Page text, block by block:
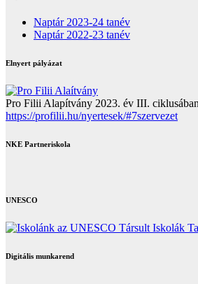
Naptár 2023-24 tanév
Naptár 2022-23 tanév
Elnyert pályázat
Pro Filii Alapítvány 2023. év III.
https://profilii.hu/nyertesek/#7szervezet
NKE Partneriskola
UNESCO
Digitális munkarend